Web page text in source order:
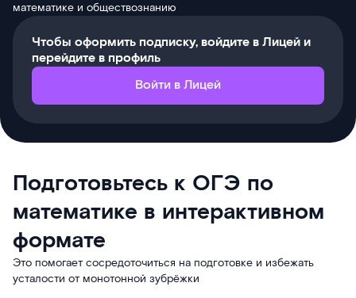
математике и обществознанию
Чтобы оформить подписку, войдите в Лицей и
перейдите в профиль
Войти в Лицей
Подготовьтесь к ОГЭ по
математике в интерактивном
формате
Это помогает сосредоточиться на подготовке и избежать
усталости от монотонной зубрёжки